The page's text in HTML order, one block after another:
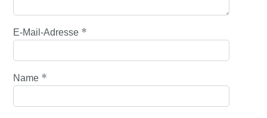
E-Mail-Adresse *
Name *